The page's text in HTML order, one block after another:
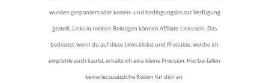
wurden gesponsert oder kosten- und bedingungslos zur Verfügung
gestellt. Links in meinen Beiträgen können Affiliate-Links sein. Das
bedeutet, wenn du auf diese Links klickst und Produkte, welche ich
empfehle auch kaufst, erhalte ich eine kleine Provision. Hierbei fallen
keinerlei zusätzliche Kosten für dich an.